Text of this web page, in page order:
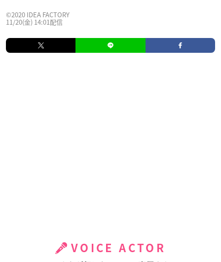
©︎2020 IDEA FACTORY
11/20(金) 14:01配信
VOICE ACTOR